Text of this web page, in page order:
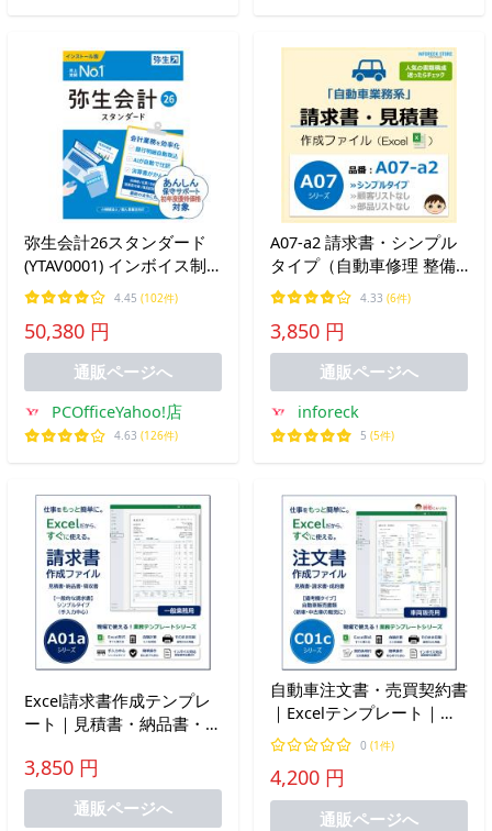
弥生会計26スタンダード
(YTAV0001) インボイス制
度・電子帳簿保存法対応：
会計ソフト
4.45 (102件)
50,380 円
通販ページへ
PCOfficeYahoo!店
4.63 (126件)
A07‐a2 請求書・シンプル
タイプ（自動車修理 整備
車検 点検 板金 などの業
務）Excelファイル 新田く
んソフト
4.33 (6件)
3,850 円
通販ページへ
inforeck
5 (5件)
Excel請求書作成テンプレ
ート｜見積書・納品書・領
般業務向け｜A01aシリー
ズ｜新田くんソフト
3,850 円
通販ページへ
自動車注文書・売買契約書
｜Excelテンプレート｜自
動車販売｜備考欄タイプ｜
C01cシリーズ｜新田くん
ソフト
0 (1件)
4,200 円
通販ページへ